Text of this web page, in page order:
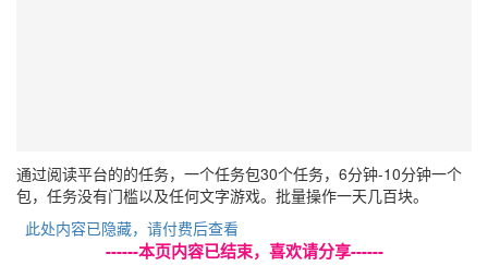
通过阅读平台的的任务，一个任务包30个任务，6分钟-10分钟一个
包，任务没有门槛以及任何文字游戏。批量操作一天几百块。
此处内容已隐藏，请付费后查看
------本页内容已结束，喜欢请分享------